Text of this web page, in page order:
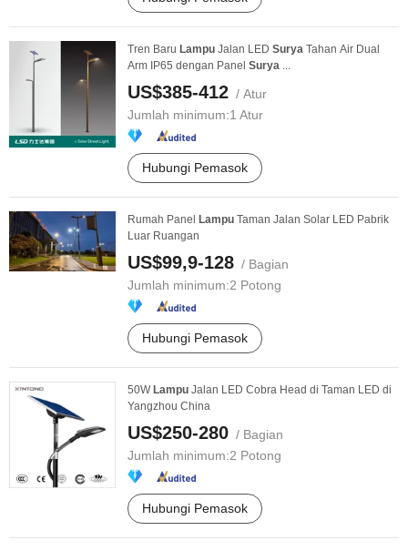
Tren Baru Lampu Jalan LED Surya Tahan Air Dual
Arm IP65 dengan Panel Surya ...
US$385-412 / Atur
Jumlah minimum:1 Atur
Hubungi Pemasok
Rumah Panel Lampu Taman Jalan Solar LED Pabrik
Luar Ruangan
US$99,9-128 / Bagian
Jumlah minimum:2 Potong
Hubungi Pemasok
50W Lampu Jalan LED Cobra Head di Taman LED di
Yangzhou China
US$250-280 / Bagian
Jumlah minimum:2 Potong
Hubungi Pemasok